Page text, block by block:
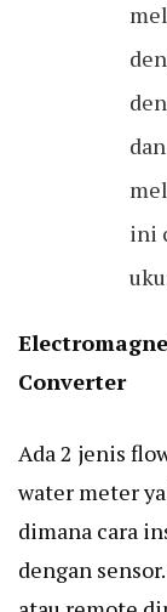
ini
Converter
Ada 2 jenis
water meter
dimana cara
dengan